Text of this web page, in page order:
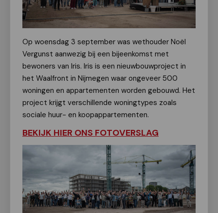
Op woensdag 3 september was wethouder Noël
Vergunst aanwezig bij een bijeenkomst met
bewoners van Iris. Iris is een nieuwbouwproject in
het Waalfront in Nijmegen waar ongeveer 500
woningen en appartementen worden gebouwd. Het
project krijgt verschillende woningtypes zoals
sociale huur- en koopappartementen.
BEKIJK HIER ONS FOTOVERSLAG